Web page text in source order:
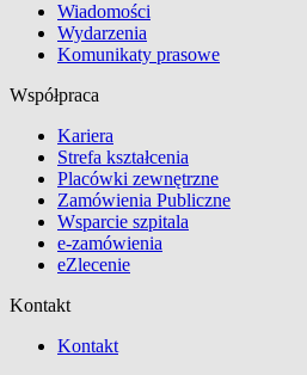
Wiadomości
Wydarzenia
Komunikaty prasowe
Współpraca
Kariera
Strefa kształcenia
Placówki zewnętrzne
Zamówienia Publiczne
Wsparcie szpitala
e-zamówienia
eZlecenie
Kontakt
Kontakt